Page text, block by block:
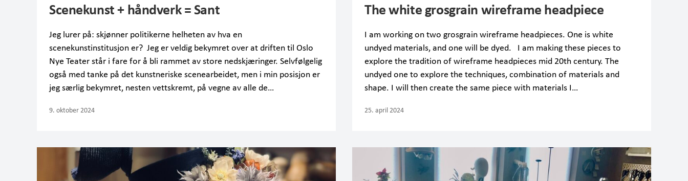
Scenekunst + håndverk = Sant
Jeg lurer på: skjønner politikerne helheten av hva en
scenekunstinstitusjon er? Jeg er veldig bekymret over at driften til Oslo
Nye Teater står i fare for å bli rammet av store nedskjæringer. Selvfølgelig
også med tanke på det kunstneriske scenearbeidet, men i min posisjon er
jeg særlig bekymret, nesten vettskremt, på vegne av alle de…
9. oktober 2024
The white grosgrain wireframe headpiece
I am working on two grosgrain wireframe headpieces. One is white
undyed materials, and one will be dyed. I am making these pieces to
explore the tradition of wireframe headpieces mid 20th century. The
undyed one to explore the techniques, combination of materials and
shape. I will then create the same piece with materials I…
25. april 2024